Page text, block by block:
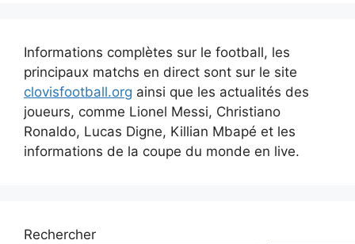
Informations complètes sur le football, les
principaux matchs en direct sont sur le site
clovisfootball.org ainsi que les actualités des
joueurs, comme Lionel Messi, Christiano
Ronaldo, Lucas Digne, Killian Mbapé et les
informations de la coupe du monde en live.
Rechercher